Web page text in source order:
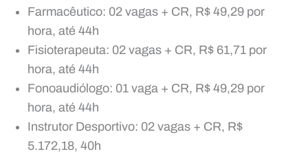
Farmacêutico: 02 vagas + CR, R$ 49,29 por
hora, até 44h
Fisioterapeuta: 02 vagas + CR, R$ 61,71 por
hora, até 44h
Fonoaudiólogo: 01 vaga + CR, R$ 49,29 por
hora, até 44h
Instrutor Desportivo: 02 vagas + CR, R$
5.172,18, 40h